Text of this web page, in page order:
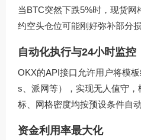
当BTC突然下跌5%时，现货
约空头仓位可能刚好弥补部分损
自动化执行与24小时监控
OKX的API接口允许用户将模
s、派网等），实现无人值守，
标、网格密度均按预设条件自
资金利用率最大化